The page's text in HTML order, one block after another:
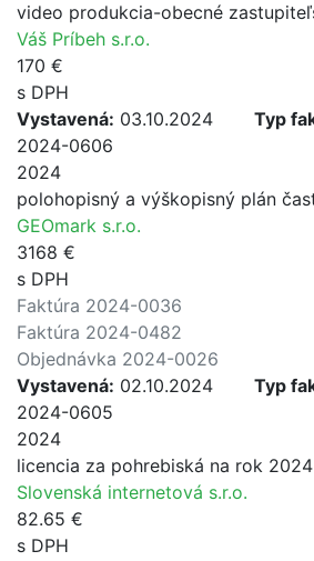
video produkcia-obecné
Váš Príbeh s.r.o.
170 €
s DPH
Vystavená: 03.10.2024 Typ
2024-0606
2024
polohopisný a výškopisný plán
GEOmark s.r.o.
3168 €
s DPH
Faktúra 2024-0036
Faktúra 2024-0482
Objednávka 2024-0026
Vystavená: 02.10.2024 Typ
2024-0605
2024
licencia za pohrebiská na rok 2024
Slovenská internetová s.r.o.
82.65 €
s DPH